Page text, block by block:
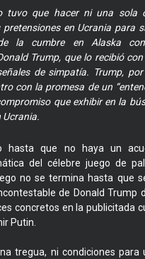
tuvo que hacer ni una sola
en Ucrania para
la cumbre en Alaska
Trump, que lo recibió
de simpatía. Trump,
con la promesa de un
que exhibir en la
Ucrania.
hasta que no haya un
del célebre juego de
no se termina hasta que
de Donald Trump
concretos en la publicitada
Putin.
tregua, ni condiciones para